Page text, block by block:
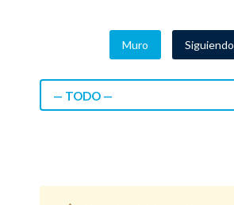
Muro Siguiendo
— TODO —